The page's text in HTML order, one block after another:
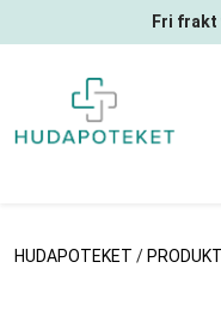
Fri frakt
HUDAPOTEKET /